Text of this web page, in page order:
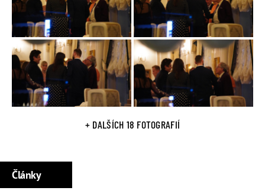
+ DALŠÍCH 18 FOTOGRAFIÍ
Články